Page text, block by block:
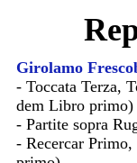
Girolamo
- Toccata Terza,
dem Libro primo)
- Partite sopra
- Recercar